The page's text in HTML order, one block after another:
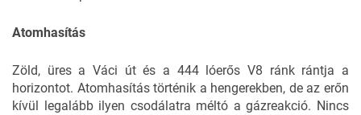
Atomhasítás
Zöld, üres a Váci út és a 444 lóerős V8 ránk rántja a
horizontot. Atomhasítás történik a hengerekben, de az erőn
kívül legalább ilyen csodálatra méltó a gázreakció. Nincs